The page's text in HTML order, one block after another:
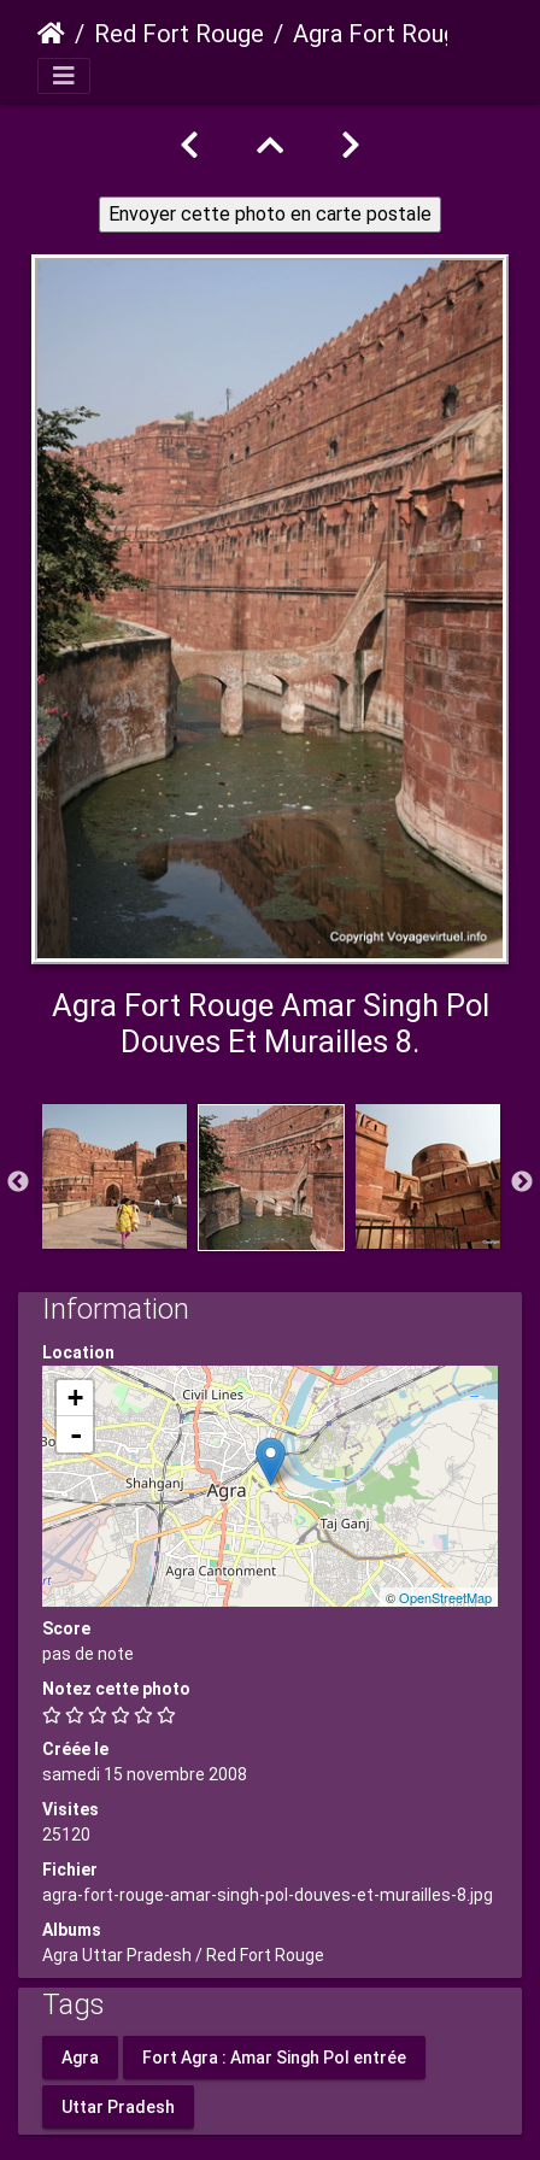
Red Fort Rouge Agra Fort Rouge amar singh pol douves et murailles 8
Agra Fort Rouge Amar Singh Pol
Douves Et Murailles 8.
Information
Location
+
-
©OpenStreetMap
Score
pas de note
Notez cette photo
Créée le
samedi 15 novembre 2008
Visites
25120
Fichier
agra-fort-rouge-amar-singh-pol-douves-et-murailles-8.jpg
Albums
Agra Uttar Pradesh / Red Fort Rouge
Tags
Agra Fort Agra : Amar Singh Pol entrée
Uttar Pradesh